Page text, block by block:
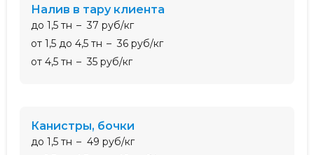
налив в тару клиента
до 1,5 тн
37 руб/кг
от 1,5 до 4,5 тн
36 руб/кг
от 4,5 тн
35 руб/кг
канистры, бочки
до 1,5 тн
49 руб/кг